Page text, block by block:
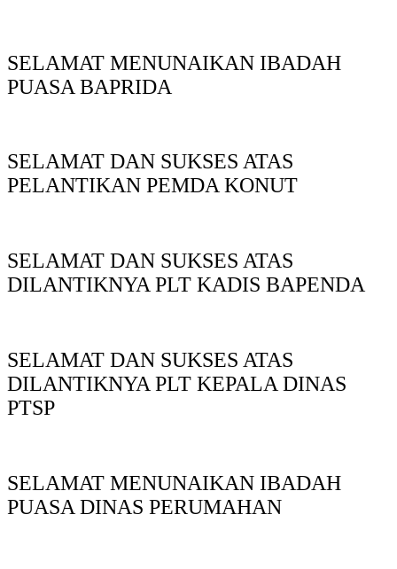
SELAMAT MENUNAIKAN IBADAH
PUASA BAPRIDA
SELAMAT DAN SUKSES ATAS
PELANTIKAN PEMDA KONUT
SELAMAT DAN SUKSES ATAS
DILANTIKNYA PLT KADIS BAPENDA
SELAMAT DAN SUKSES ATAS
DILANTIKNYA PLT KEPALA DINAS
PTSP
SELAMAT MENUNAIKAN IBADAH
PUASA DINAS PERUMAHAN